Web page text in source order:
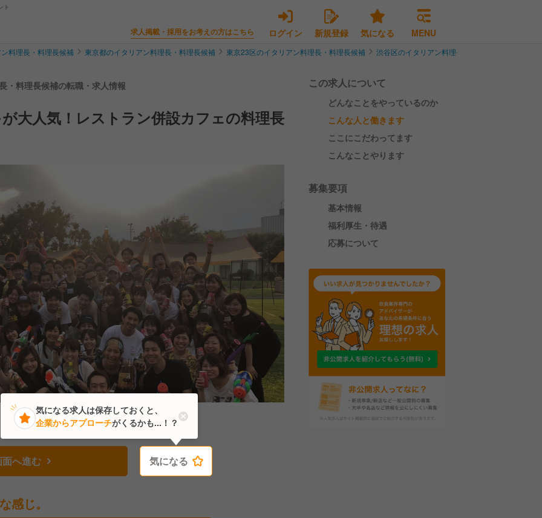
ト
求人掲載・採用をお考えの方はこちら ログイン 新規登録 気になる MENU
料理長・料理長候補 東京都のイタリアン料理長・料理長候補 東京23区のイタリアン料理長・料理長候補 渋谷区のイタリアン料理長・料理長候補
・料理長候補の転職・求人情報
大人気！レストラン併設カフェの料理長
へ進む 気になる
感じ。
この求人について
どんなことをやっているのか
こんな人と働きます
ここにこだわってます
こんなことやります
募集要項
基本情報
福利厚生・待遇
応募について
気になる
気になる求人は保存しておくと、
企業からアプローチがくるかも...！？